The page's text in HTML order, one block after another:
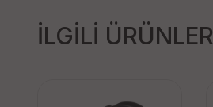
İLGİLİ ÜRÜNLER